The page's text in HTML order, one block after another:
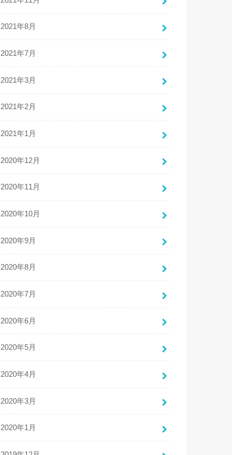
2021年8月
2021年7月
2021年3月
2021年2月
2021年1月
2020年12月
2020年11月
2020年10月
2020年9月
2020年8月
2020年7月
2020年6月
2020年5月
2020年4月
2020年3月
2020年1月